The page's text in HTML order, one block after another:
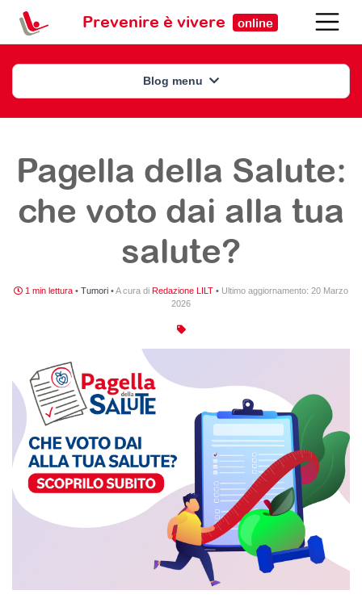
Prevenire è vivere online
Blog menu
Pagella della Salute:
che voto dai alla tua
salute?
1 min lettura • Tumori •A cura di Redazione LILT • Ultimo aggiornamento: 20 Marzo
2026